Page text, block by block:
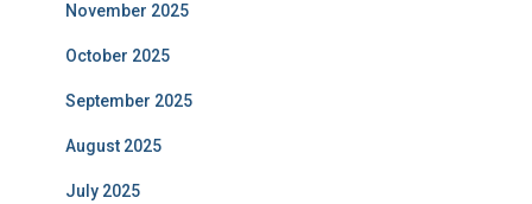
November 2025
October 2025
September 2025
August 2025
July 2025